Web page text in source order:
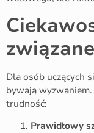
Dla osób uczących
bywają
trudność:
Prawidłowy